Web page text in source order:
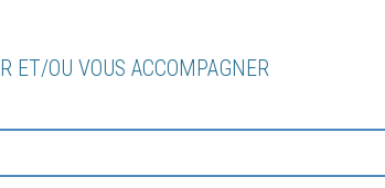
ET/OU VOUS ACCOMPAGNER